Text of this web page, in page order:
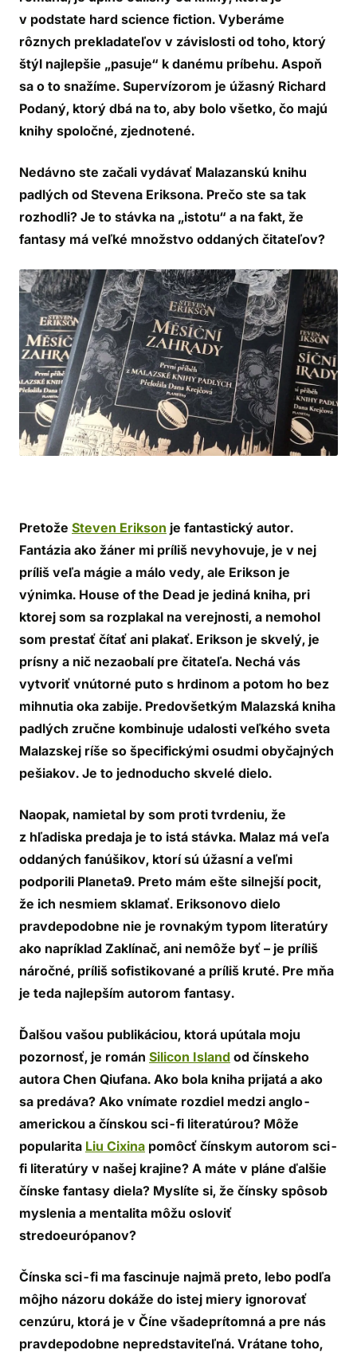
v podstate hard science fiction. Vyberáme
rôznych prekladateľov v závislosti od toho, ktorý
štýl najlepšie „pasuje“ k danému príbehu. Aspoň
sa o to snažíme. Supervízorom je úžasný Richard
Podaný, ktorý dbá na to, aby bolo všetko, čo majú
knihy spoločné, zjednotené.
Nedávno ste začali vydávať Malazanskú knihu
padlých od Stevena Eriksona. Prečo ste sa tak
rozhodli? Je to stávka na „istotu“ a na fakt, že
fantasy má veľké množstvo oddaných čitateľov?
Pretože Steven Erikson je fantastický autor.
Fantázia ako žáner mi príliš nevyhovuje, je v nej
príliš veľa mágie a málo vedy, ale Erikson je
výnimka. House of the Dead je jediná kniha, pri
ktorej som sa rozplakal na verejnosti, a nemohol
som prestať čítať ani plakať. Erikson je skvelý, je
prísny a nič nezaobalí pre čitateľa. Nechá vás
vytvoriť vnútorné puto s hrdinom a potom ho bez
mihnutia oka zabije. Predovšetkým Malazská kniha
padlých zručne kombinuje udalosti veľkého sveta
Malazskej ríše so špecifickými osudmi obyčajných
pešiakov. Je to jednoducho skvelé dielo.
Naopak, namietal by som proti tvrdeniu, že
z hľadiska predaja je to istá stávka. Malaz má veľa
oddaných fanúšikov, ktorí sú úžasní a veľmi
podporili Planeta9. Preto mám ešte silnejší pocit,
že ich nesmiem sklamať. Eriksonovo dielo
pravdepodobne nie je rovnakým typom literatúry
ako napríklad Zaklínač, ani nemôže byť – je príliš
náročné, príliš sofistikované a príliš kruté. Pre mňa
je teda najlepším autorom fantasy.
Ďalšou vašou publikáciou, ktorá upútala moju
pozornosť, je román Silicon Island od čínskeho
autora Chen Qiufana. Ako bola kniha prijatá a ako
sa predáva? Ako vnímate rozdiel medzi anglo-
americkou a čínskou sci-fi literatúrou? Môže
popularita Liu Cixina pomôcť čínskym autorom sci-
fi literatúry v našej krajine? A máte v pláne ďalšie
čínske fantasy diela? Myslíte si, že čínsky spôsob
myslenia a mentalita môžu osloviť
stredoeurópanov?
Čínska sci-fi ma fascinuje najmä preto, lebo podľa
môjho názoru dokáže do istej miery ignorovať
cenzúru, ktorá je v Číne všadeprítomná a pre nás
pravdepodobne nepredstaviteľná. Vrátane toho,